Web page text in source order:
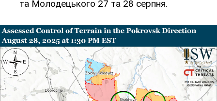
та Молодецького 27 та 28 серпня.